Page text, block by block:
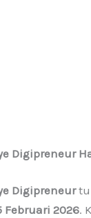
Digipreneur
Digipreneur
Februari 2026.